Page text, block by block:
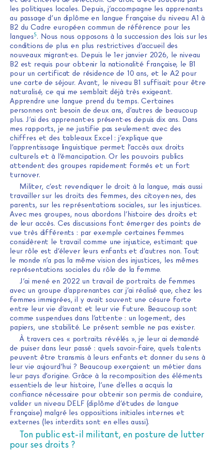
les politiques locales. Depuis, j’accompagne les apprenants
au passage d’un diplôme en langue française du niveau A1 à
B2 du Cadre européen commun de référence pour les
langues5. Nous nous opposons à la succession des lois sur les
conditions de plus en plus restrictives d’accueil des
nouveaux migrant·es. Depuis le 1er janvier 2026, le niveau
B2 est requis pour obtenir la nationalité française, le B1
pour un certificat de résidence de 10 ans, et le A2 pour
une carte de séjour. Avant, le niveau B1 suffisait pour être
naturalisé, ce qui me semblait déjà très exigeant.
Apprendre une langue prend du temps. Certaines
personnes ont besoin de deux ans, d’autres de beaucoup
plus. J’ai des apprenant·es présent·es depuis dix ans. Dans
mes rapports, je ne justifie pas seulement avec des
chiffres et des tableaux Excel : j’explique que
l’apprentissage linguistique permet l’accès aux droits
culturels et à l’émancipation. Or les pouvoirs publics
attendent des groupes rapidement formés et un fort
turnover.
Militer, c’est revendiquer le droit à la langue, mais aussi
travailler sur les droits des femmes, des citoyen·nes, des
parents, sur les représentations sociales, sur les injustices.
Avec mes groupes, nous abordons l’histoire des droits et
de leur accès. Ces discussions font émerger des points de
vue très différents : par exemple certaines femmes
considèrent le travail comme une injustice, estimant que
leur rôle est d’élever leurs enfants et d’autres non. Tout
le monde n’a pas la même vision des injustices, les mêmes
représentations sociales du rôle de la femme.
J’ai mené en 2022 un travail de portraits de femmes
avec un groupe d’apprenantes car j’ai réalisé que, chez les
femmes immigrées, il y avait souvent une césure forte
entre leur vie d’avant et leur vie future. Beaucoup sont
comme suspendues dans l’attente : un logement, des
papiers, une stabilité. Le présent semble ne pas exister.
À travers ces « portraits révélés », je leur ai demandé
de puiser dans leur passé : quels savoir-faire, quels talents
peuvent être transmis à leurs enfants et donner du sens à
leur vie aujourd’hui ? Beaucoup exerçaient un métier dans
leur pays d’origine. Grâce à la recomposition des éléments
essentiels de leur histoire, l’une d’elles a acquis la
confiance nécessaire pour obtenir son permis de conduire,
valider un niveau DELF (diplôme d’études de langue
française) malgré les oppositions initiales internes et
externes (les interdits sont en elles aussi).
Ton public est-il militant, en posture de lutter
pour ses droits ?